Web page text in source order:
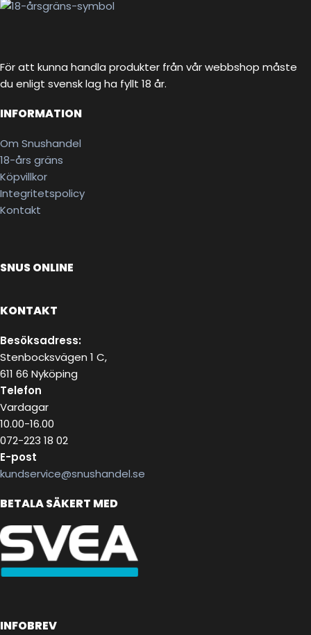
För att kunna handla produkter från vår webbshop måste
du enligt svensk lag ha fyllt 18 år.
INFORMATION
Om Snushandel
18-års gräns
Köpvillkor
Integritetspolicy
Kontakt
SNUS ONLINE
KONTAKT
Besöksadress:
Stenbocksvägen 1 C,
611 66 Nyköping
Telefon
Vardagar
10.00-16.00
072-223 18 02
E-post
kundservice@snushandel.se
BETALA SÄKERT MED
INFOBREV